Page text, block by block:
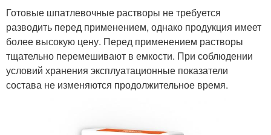
Готовые шпатлевочные растворы не требуется
разводить перед применением, однако продукция имеет
более высокую цену. Перед применением растворы
тщательно перемешивают в емкости. При соблюдении
условий хранения эксплуатационные показатели
состава не изменяются продолжительное время.